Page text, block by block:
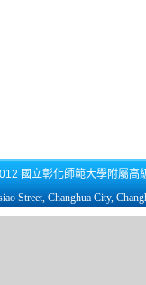
國立彰化師範大學附屬高
Street, Changhua City,